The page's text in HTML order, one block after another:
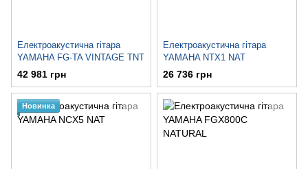
Електроакустична гітара
YAMAHA FG-TA VINTAGE TNT
42 981 грн
Електроакустична гітара
YAMAHA NTX1 NAT
26 736 грн
Новинка